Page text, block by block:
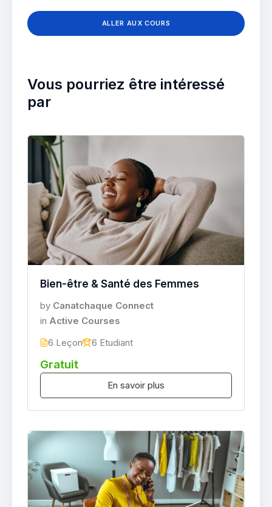
ALLER AUX COURS
Vous pourriez être intéressé
par
Bien-être & Santé des Femmes
by Canatchaque Connect
in Active Courses
6 Leçon
6 Etudiant
Gratuit
En savoir plus